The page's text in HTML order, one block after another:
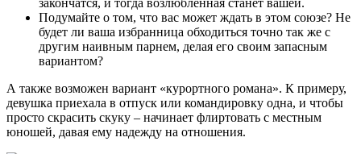
Подумайте о том, что вас может ждать в этом союзе? Не
будет ли ваша избранница обходиться точно так же с
другим наивным парнем, делая его своим запасным
вариантом?
А также возможен вариант «курортного романа». К примеру,
девушка приехала в отпуск или командировку одна, и чтобы
просто скрасить скуку – начинает флиртовать с местным
юношей, давая ему надежду на отношения.